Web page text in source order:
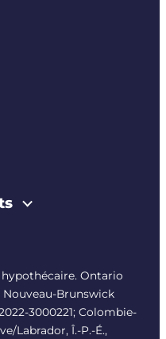
Ontario
Nouveau-Brunswick
3000221; Colombie-
Labrador, Î.-P.-É.,